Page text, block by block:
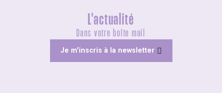
L'actualité
Dans votre boîte mail
Je m'inscris à la newsletter